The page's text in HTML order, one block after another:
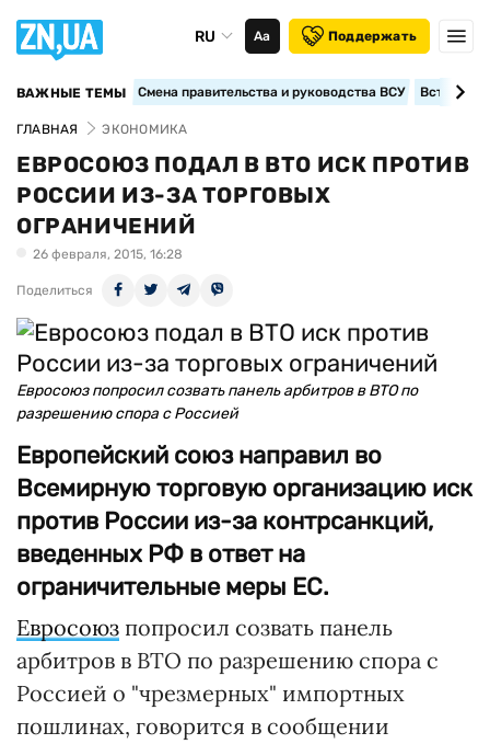
RU Аа Поддержать
ВАЖНЫЕ ТЕМЫ Смена правительства и руководства ВСУ
ГЛАВНАЯ ЭКОНОМИКА
ЕВРОСОЮЗ ПОДАЛ В ВТО ИСК ПРОТИВ
РОССИИ ИЗ-ЗА ТОРГОВЫХ
ОГРАНИЧЕНИЙ
26 февраля, 2015, 16:28
Поделиться
Евросоюз попросил созвать панель арбитров в ВТО по
разрешению спора с Россией
Европейский союз направил во
Всемирную торговую организацию иск
против России из-за контрсанкций,
введенных РФ в ответ на
ограничительные меры ЕС.
Евросоюз попросил созвать панель
арбитров в ВТО по разрешению спора с
Россией о "чрезмерных" импортных
пошлинах, говорится в сообщении